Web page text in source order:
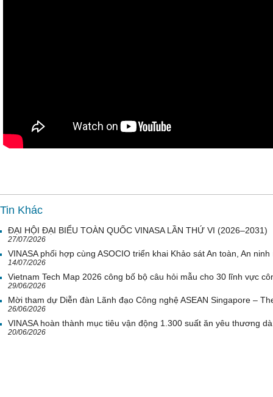
Tin Khác
ĐẠI HỘI ĐẠI BIỂU TOÀN QUỐC VINASA LẦN THỨ VI (2026–2031)
27/07/2026
VINASA phối hợp cùng ASOCIO triển khai Khảo sát An toàn, An
14/07/2026
Vietnam Tech Map 2026 công bố bộ câu hỏi mẫu cho 30 lĩnh vực
29/06/2026
Mời tham dự Diễn đàn Lãnh đạo Công nghệ ASEAN Singapore –
26/06/2026
VINASA hoàn thành mục tiêu vận động 1.300 suất ăn yêu thương
20/06/2026